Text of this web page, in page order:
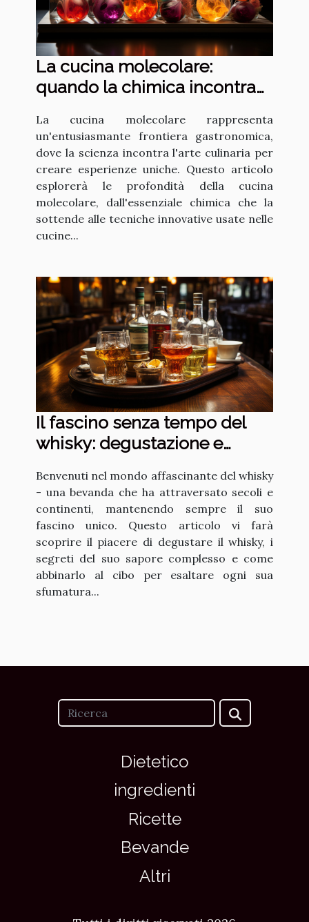
La cucina molecolare:
quando la chimica incontra
La cucina molecolare rappresenta
un'entusiasmante frontiera gastronomica,
dove la scienza incontra l'arte culinaria per
creare esperienze uniche. Questo articolo
esplorerà le profondità della cucina
molecolare, dall'essenziale chimica che la
sottende alle tecniche innovative usate nelle
cucine...
Il fascino senza tempo del
whisky: degustazione e
Benvenuti nel mondo affascinante del whisky
- una bevanda che ha attraversato secoli e
continenti, mantenendo sempre il suo
fascino unico. Questo articolo vi farà
scoprire il piacere di degustare il whisky, i
segreti del suo sapore complesso e come
abbinarlo al cibo per esaltare ogni sua
sfumatura...
Dietetico
ingredienti
Ricette
Bevande
Altri